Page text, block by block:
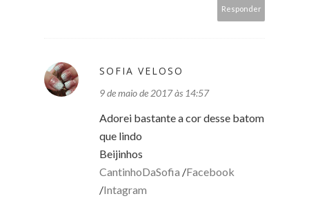
Responder
SOFIA VELOSO
9 de maio de 2017 às 14:57
Adorei bastante a cor desse batom
que lindo
Beijinhos
CantinhoDaSofia /Facebook
/Intagram